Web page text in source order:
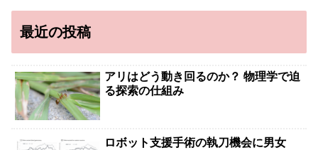
最近の投稿
アリはどう動き回るのか？ 物理学で迫
る探索の仕組み
ロボット支援手術の執刀機会に男女